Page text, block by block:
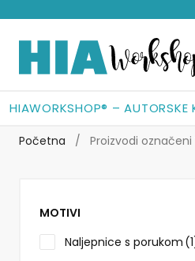
HIAWORKSHOP® – AUTORSKE
Preskoči
na
navigaciju
Skoči
do
sadržaja
Početna / Proizvodi
MOTIVI
Naljepnice s porukom